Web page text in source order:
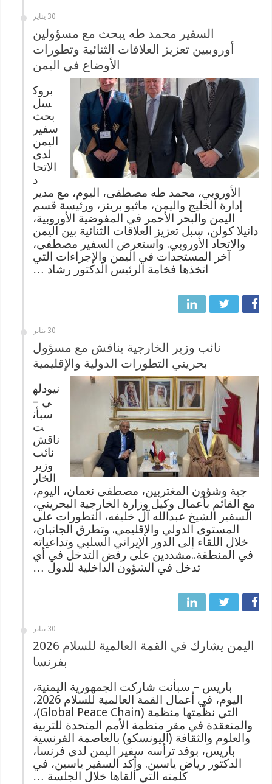
30 يناير
السفير محمد طه يبحث مع مسؤولين
أوروبيين تعزيز العلاقات الثنائية وتطورات
الأوضاع في اليمن
بروك
سل
بحث
سفير
اليمن
لدى
الاتحا
د
الأوروبي، محمد طه مصطفى، اليوم، مع مدير
إدارة الخليج واليمن، ماثيو برينز، ورئيسة قسم
اليمن والبحر الأحمر في المفوضية الأوروبية،
دانيلا كولن، سبل تعزيز العلاقات الثنائية بين اليمن
والاتحاد الأوروبي. واستعرض السفير مصطفى،
آخر المستجدات في اليمن والإجراءات التي
اتخذها فخامة الرئيس الدكتور رشاد …
30 يناير
نائب وزير الخارجية يناقش مع مسؤول
بحريني التطورات الدولية والإقليمية
نيودله
ي –
سبأن
ت
ناقش
نائب
وزير
الخار
جية وشؤون المغتربين، مصطفى نعمان، اليوم،
مع القائم بأعمال وكيل وزارة الخارجية البحريني،
السفير الشيخ عبدالله آل خليفه، التطورات على
المستوى الدولي والإقليمي. وتطرق الجانبان،
خلال اللقاء إلى الدور الإيراني السلبي وتداعياته
في المنطقة..مشددين على رفض التدخل في أي
تدخل في الشؤون الداخلية للدول …
30 يناير
اليمن يشارك في القمة العالمية للسلام 2026
بفرنسا
باريس – سبأنت شاركت الجمهورية اليمنية،
اليوم، في أعمال القمة العالمية للسلام 2026،
التي نظّمتها منظمة (Global Peace Chain)،
والمنعقدة في مقر منظمة الأمم المتحدة للتربية
والعلوم والثقافة (اليونسكو) بالعاصمة الفرنسية
باريس، بوفد ترأسه سفير اليمن لدى فرنسا،
الدكتور رياض ياسين. وأكد السفير ياسين، في
كلمته التي ألقاها خلال الجلسة …